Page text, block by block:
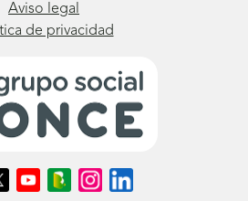
Aviso legal
de privacidad
Síguenos
en
Síguenos
en
Síguenos
en
Síguenos
en